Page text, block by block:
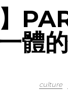
體
culture